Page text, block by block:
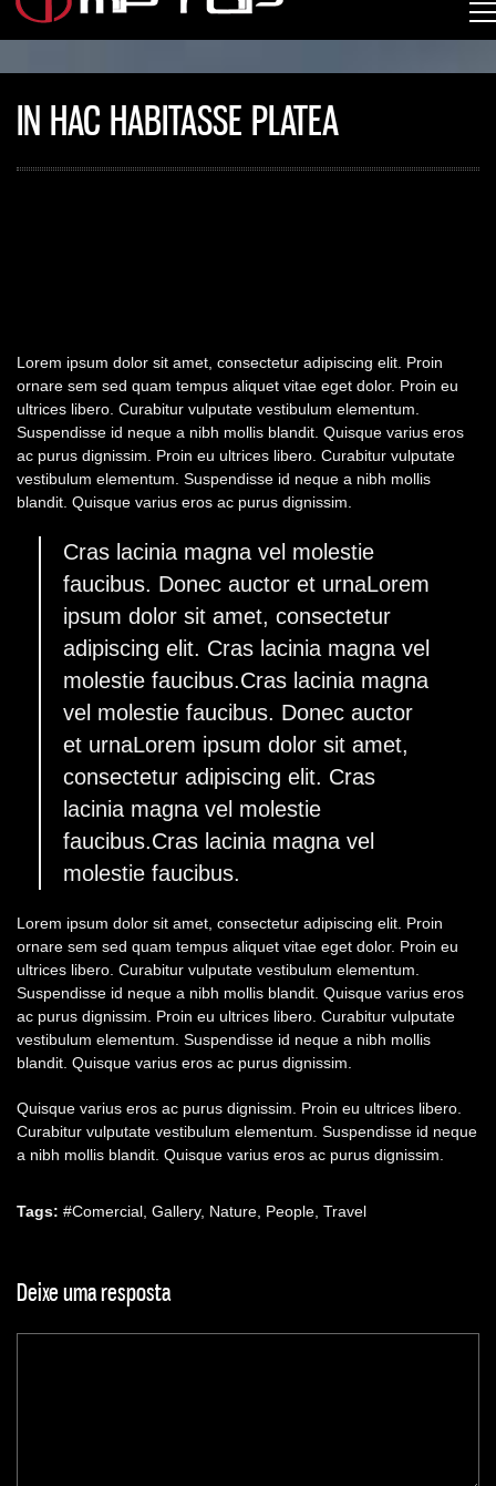
IN HAC HABITASSE PLATEA
Lorem ipsum dolor sit amet, consectetur adipiscing elit. Proin
ornare sem sed quam tempus aliquet vitae eget dolor. Proin eu
ultrices libero. Curabitur vulputate vestibulum elementum.
Suspendisse id neque a nibh mollis blandit. Quisque varius eros
ac purus dignissim. Proin eu ultrices libero. Curabitur vulputate
vestibulum elementum. Suspendisse id neque a nibh mollis
blandit. Quisque varius eros ac purus dignissim.
Cras lacinia magna vel molestie
faucibus. Donec auctor et urnaLorem
ipsum dolor sit amet, consectetur
adipiscing elit. Cras lacinia magna vel
molestie faucibus.Cras lacinia magna
vel molestie faucibus. Donec auctor
et urnaLorem ipsum dolor sit amet,
consectetur adipiscing elit. Cras
lacinia magna vel molestie
faucibus.Cras lacinia magna vel
molestie faucibus.
Lorem ipsum dolor sit amet, consectetur adipiscing elit. Proin
ornare sem sed quam tempus aliquet vitae eget dolor. Proin eu
ultrices libero. Curabitur vulputate vestibulum elementum.
Suspendisse id neque a nibh mollis blandit. Quisque varius eros
ac purus dignissim. Proin eu ultrices libero. Curabitur vulputate
vestibulum elementum. Suspendisse id neque a nibh mollis
blandit. Quisque varius eros ac purus dignissim.
Quisque varius eros ac purus dignissim. Proin eu ultrices libero.
Curabitur vulputate vestibulum elementum. Suspendisse id neque
a nibh mollis blandit. Quisque varius eros ac purus dignissim.
Tags: #Comercial Gallery, Nature People Travel
Deixe uma resposta